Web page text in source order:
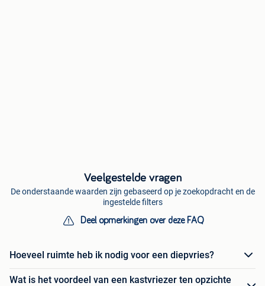
Veelgestelde vragen
De onderstaande waarden zijn gebaseerd op je zoekopdracht en de
ingestelde filters
Deel opmerkingen over deze FAQ
Hoeveel ruimte heb ik nodig voor een diepvries?
Wat is het voordeel van een kastvriezer ten opzichte